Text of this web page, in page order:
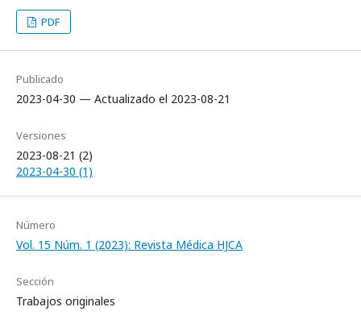
PDF
Publicado
2023-04-30 — Actualizado el 2023-08-21
Versiones
2023-08-21 (2)
2023-04-30 (1)
Número
Vol. 15 Núm. 1 (2023): Revista Médica HJCA
Sección
Trabajos originales